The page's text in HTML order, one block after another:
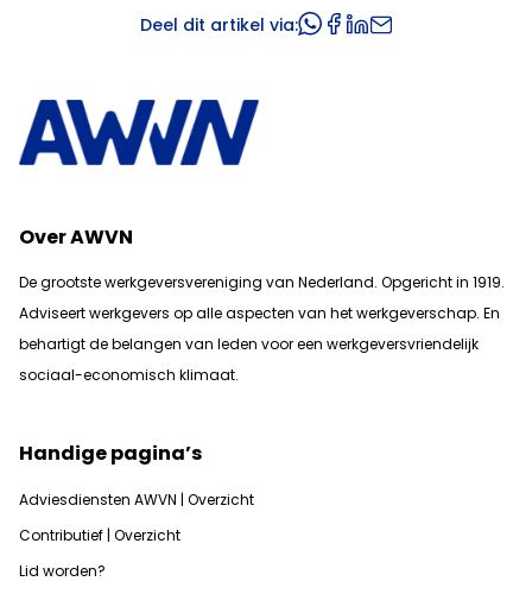
Deel dit artikel via:
Over AWVN
De grootste werkgeversvereniging van Nederland. Opgericht in 1919.
Adviseert werkgevers op alle aspecten van het werkgeverschap. En
behartigt de belangen van leden voor een werkgeversvriendelijk
sociaal-economisch klimaat.
Handige pagina’s
Adviesdiensten AWVN | Overzicht
Contributief | Overzicht
Lid worden?